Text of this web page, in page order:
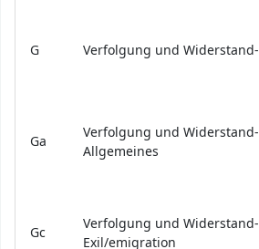
G Verfolgung und Widerstand-
Ga
Verfolgung und Widerstand-
Allgemeines
Gc
Verfolgung und Widerstand-
Exil/emigration